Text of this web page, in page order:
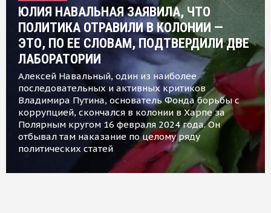
ЮЛИЯ НАВАЛЬНАЯ ЗАЯВИЛА, ЧТО
ПОЛИТИКА ОТРАВИЛИ В КОЛОНИИ —
ЭТО, ПО ЕЕ СЛОВАМ, ПОДТВЕРДИЛИ ДВЕ
ЛАБОРАТОРИИ
Алексей Навальный, один из наиболее
последовательных и активных критиков
Владимира Путина, основатель Фонда борьбы с
коррупцией, скончался в колонии в Харпе за
Полярным кругом 16 февраля 2024 года. Он
отбывал там наказание по целому ряду
политических статей